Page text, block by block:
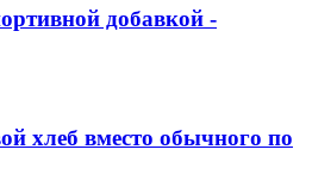
добавкой -
хлеб вместо обычного по